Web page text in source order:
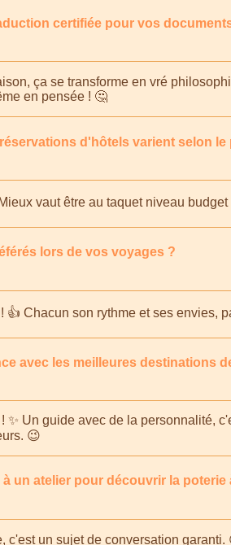
certifiée pour vos
ça se transforme en vré
en pensée ! 🤔
d'hôtels varient selon
vaut être au taquet niveau
lors de vos voyages ?
👍 Chacun son rythme et ses envies,
avec les meilleures destinations
✨ Un guide avec de la personnalité,
😉
un atelier pour découvrir la
c'est un sujet de conversation